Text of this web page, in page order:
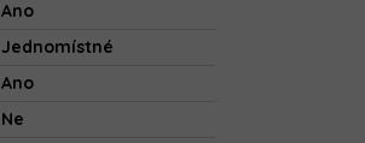
Ano
Jednomístné
Ano
Ne